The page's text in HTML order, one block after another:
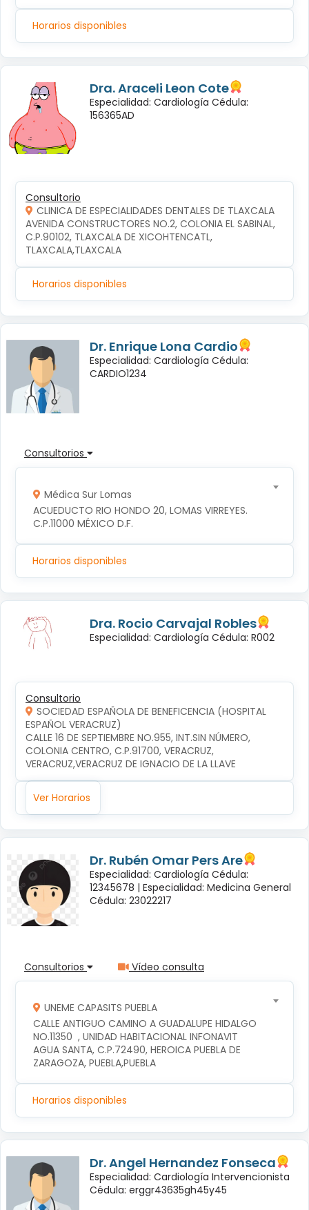
Horarios disponibles
Dra. Araceli Leon Cote
Especialidad: Cardiología Cédula:
156365AD
Consultorio
CLINICA DE ESPECIALIDADES DENTALES DE TLAXCALA
AVENIDA CONSTRUCTORES NO.2, COLONIA EL SABINAL,
C.P.90102, TLAXCALA DE XICOHTENCATL,
TLAXCALA,TLAXCALA
Horarios disponibles
Dr. Enrique Lona Cardio
Especialidad: Cardiología Cédula:
CARDIO1234
Consultorios
Médica Sur Lomas
ACUEDUCTO RIO HONDO 20, LOMAS VIRREYES.
C.P.11000 MÉXICO D.F.
Horarios disponibles
Dra. Rocio Carvajal Robles
Especialidad: Cardiología Cédula: R002
Consultorio
SOCIEDAD ESPAÑOLA DE BENEFICENCIA (HOSPITAL
ESPAÑOL VERACRUZ)
CALLE 16 DE SEPTIEMBRE NO.955, INT.SIN NÚMERO,
COLONIA CENTRO, C.P.91700, VERACRUZ,
VERACRUZ,VERACRUZ DE IGNACIO DE LA LLAVE
Ver Horarios
Dr. Rubén Omar Pers Are
Especialidad: Cardiología Cédula:
12345678 | Especialidad: Medicina General
Cédula: 23022217
Consultorios Vídeo consulta
UNEME CAPASITS PUEBLA
CALLE ANTIGUO CAMINO A GUADALUPE HIDALGO
NO.11350  , UNIDAD HABITACIONAL INFONAVIT
AGUA SANTA, C.P.72490, HEROICA PUEBLA DE
ZARAGOZA, PUEBLA,PUEBLA
Horarios disponibles
Dr. Angel Hernandez Fonseca
Especialidad: Cardiología Intervencionista
Cédula: erggr43635gh45y45